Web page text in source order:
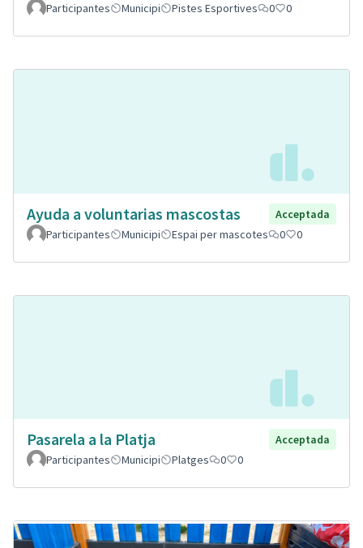
Participantes
Municipi Pistes Esportives 0 0
Ayuda a voluntarias mascostas
Acceptada
Participantes
Municipi Espai per mascotes 0 0
Pasarela a la Platja
Acceptada
Participantes
Municipi Platges 0 0